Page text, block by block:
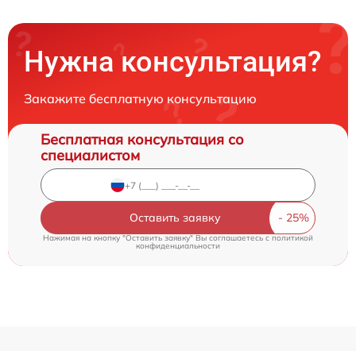
Нужна консультация?
Закажите бесплатную консультацию
Бесплатная консультация со
специалистом
Оставить заявку
Нажимая на кнопку "Оставить заявку" Вы соглашаетесь c политикой
конфиденциальности